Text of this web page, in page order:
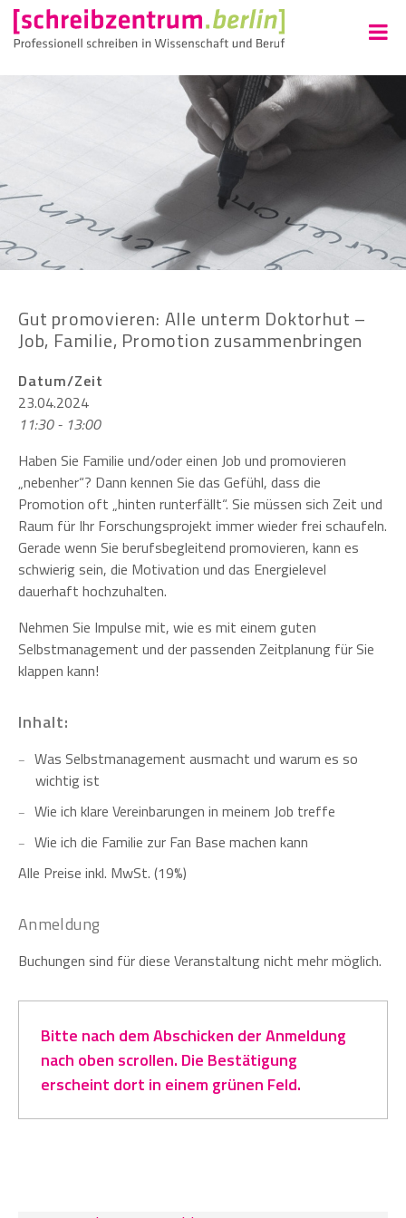
Gut promovieren: Alle unterm Doktorhut –
Job, Familie, Promotion zusammenbringen
Datum/Zeit
23.04.2024
11:30 - 13:00
Haben Sie Familie und/oder einen Job und promovieren
„nebenher“? Dann kennen Sie das Gefühl, dass die
Promotion oft „hinten runterfällt“. Sie müssen sich Zeit und
Raum für Ihr Forschungsprojekt immer wieder frei schaufeln.
Gerade wenn Sie berufsbegleitend promovieren, kann es
schwierig sein, die Motivation und das Energielevel
dauerhaft hochzuhalten.
Nehmen Sie Impulse mit, wie es mit einem guten
Selbstmanagement und der passenden Zeitplanung für Sie
klappen kann!
Inhalt:
Was Selbstmanagement ausmacht und warum es so
wichtig ist
Wie ich klare Vereinbarungen in meinem Job treffe
Wie ich die Familie zur Fan Base machen kann
Alle Preise inkl. MwSt. (19%)
Anmeldung
Buchungen sind für diese Veranstaltung nicht mehr möglich.
Bitte nach dem Abschicken der Anmeldung
nach oben scrollen. Die Bestätigung
erscheint dort in einem grünen Feld.